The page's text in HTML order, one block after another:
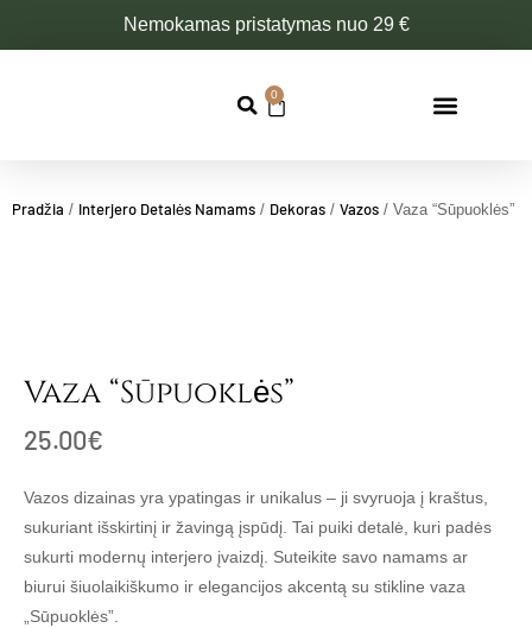
Nemokamas pristatymas nuo 29 €
0
Cart
Pradžia / Interjero Detalės Namams / Dekoras / Vazos / Vaza “Sūpuoklės”
Vaza “Sūpuoklės”
25.00€
Vazos dizainas yra ypatingas ir unikalus – ji svyruoja į kraštus,
sukuriant išskirtinį ir žavingą įspūdį. Tai puiki detalė, kuri padės
sukurti modernų interjero įvaizdį. Suteikite savo namams ar
biurui šiuolaikiškumo ir elegancijos akcentą su stikline vaza
„Sūpuoklės”.